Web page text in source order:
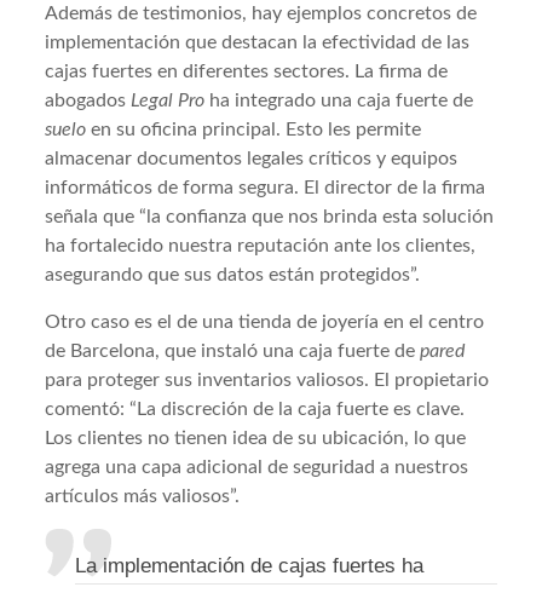
Además de testimonios, hay ejemplos concretos de
implementación que destacan la efectividad de las
cajas fuertes en diferentes sectores. La firma de
abogados Legal Pro ha integrado una caja fuerte de
suelo en su oficina principal. Esto les permite
almacenar documentos legales críticos y equipos
informáticos de forma segura. El director de la firma
señala que “la confianza que nos brinda esta solución
ha fortalecido nuestra reputación ante los clientes,
asegurando que sus datos están protegidos”.
Otro caso es el de una tienda de joyería en el centro
de Barcelona, que instaló una caja fuerte depared
para proteger sus inventarios valiosos. El propietario
comentó: “La discreción de la caja fuerte es clave.
Los clientes no tienen idea de su ubicación, lo que
agrega una capa adicional de seguridad a nuestros
artículos más valiosos”.
La implementación de cajas fuertes ha